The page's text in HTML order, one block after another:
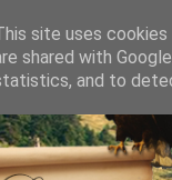
site uses
shared with
and to